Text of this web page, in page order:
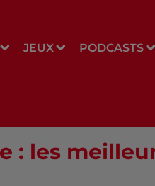
JEUX PODCASTS
: les